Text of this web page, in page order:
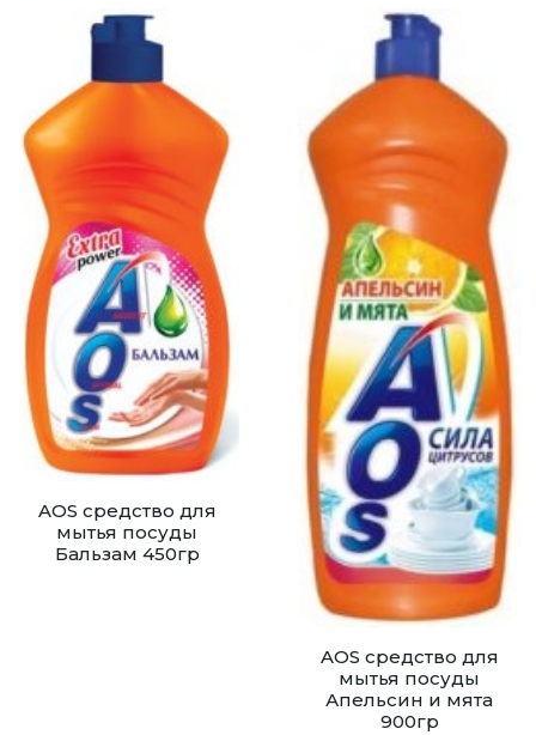
AOS cредство для
мытья посуды
Бальзам 450гр
AOS средство для
мытья посуды
Апельсин и мята
900гр